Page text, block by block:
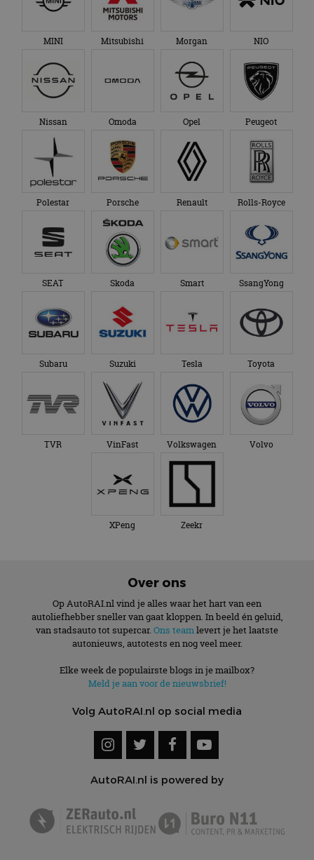
MINI Mitsubishi Morgan NIO
Nissan Omoda Opel Peugeot
Polestar Porsche Renault Rolls-Royce
SEAT Skoda Smart SsangYong
Subaru Suzuki Tesla Toyota
TVR VinFast Volkswagen Volvo
XPeng Zeekr
Over ons
Op AutoRAI.nl vind je alles waar het hart van een
autoliefhebber sneller van gaat kloppen. In beeld én geluid,
van stadsauto tot supercar. Ons team levert je het laatste
autonieuws, autotests en nog veel meer.
Elke week de populairste blogs in je mailbox?
Meld je aan voor de nieuwsbrief!
Volg AutoRAI.nl op social media
AutoRAI.nl is powered by